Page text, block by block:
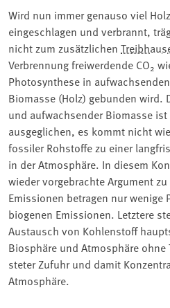
Wird nun immer genauso viel
eingeschlagen und verbrannt,
nicht zum zusätzlichen
Verbrennung freiwerdende CO2
Photosynthese in
Biomasse (Holz) gebunden wird.
und aufwachsender Biomasse
ausgeglichen, es kommt nicht
fossiler Rohstoffe zu einer
in der Atmosphäre. In diesem
wieder vorgebrachte Argument
Emissionen betragen nur wenige
biogenen Emissionen. Letztere
Austausch von Kohlenstoff
Biosphäre und Atmosphäre ohne
steter Zufuhr und damit
Atmosphäre.